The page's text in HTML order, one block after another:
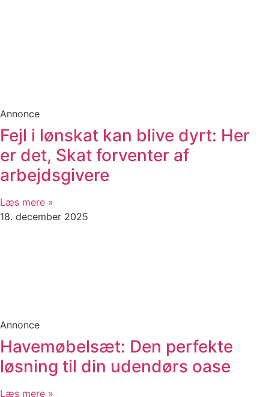
Annonce
Fejl i lønskat kan blive dyrt: Her
er det, Skat forventer af
arbejdsgivere
Læs mere »
18. december 2025
Annonce
Havemøbelsæt: Den perfekte
løsning til din udendørs oase
Læs mere »